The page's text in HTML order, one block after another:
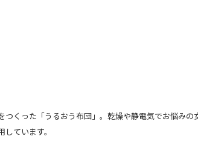
くった「うるおう布団」。乾燥や静電気でお悩みの
ています。